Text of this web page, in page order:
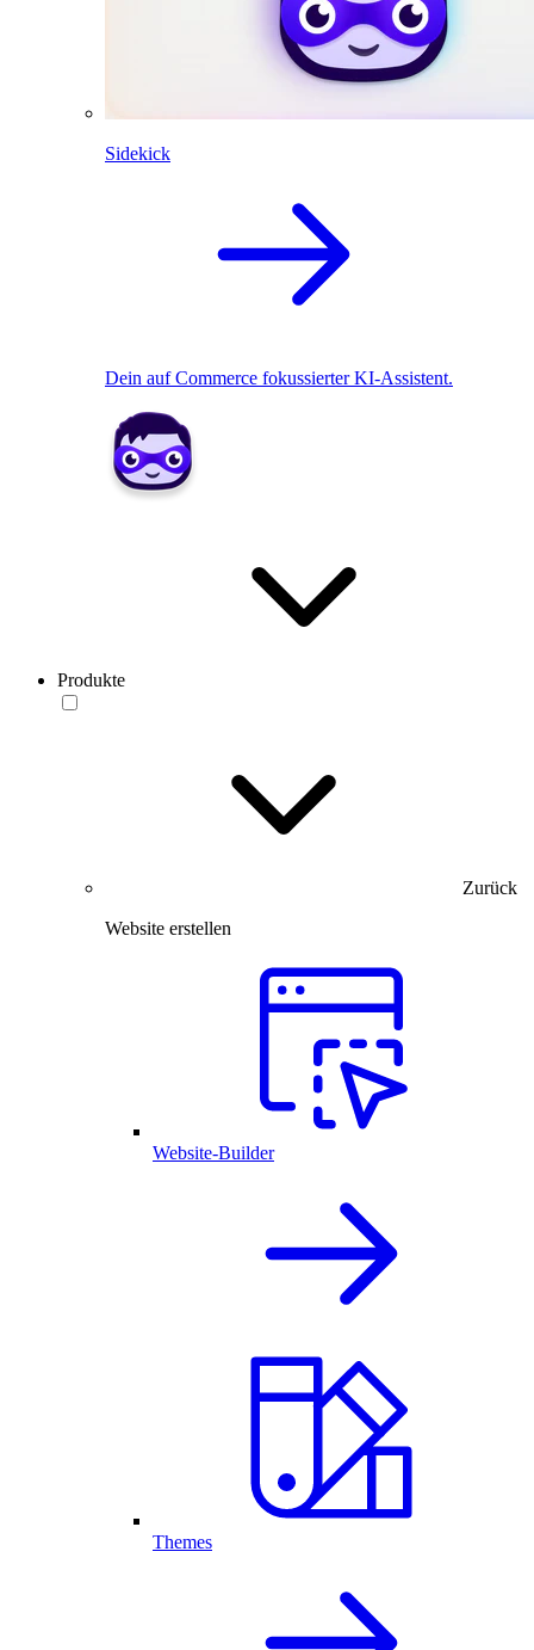
Sidekick
Dein auf Commerce fokussierter KI-Assistent.
Produkte
Zurück
Website erstellen
Website-Builder
Themes